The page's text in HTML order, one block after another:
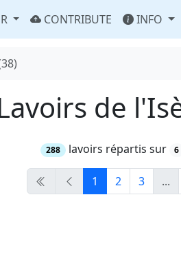
CONTRIBUTE INFO
de
288 lavoirs répartis sur 6
1 2 3 ...